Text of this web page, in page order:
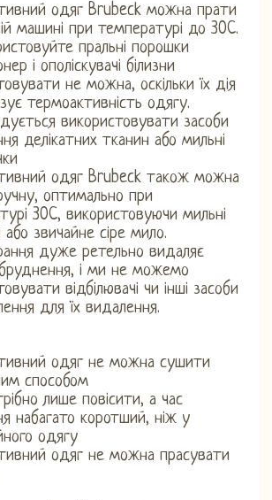
одяг Brubeck можна прати
машині при температурі до 30C.
пральні порошки
і ополіскувачі білизни
не можна, оскільки їх дія
термоактивність одягу.
використовувати засоби
делікатних тканин або мильні
одяг Brubeck також можна
оптимально при
30C, використовуючи мильні
звичайне сіре мило.
дуже ретельно видаляє
і ми не можемо
відбілювачі чи інші засоби
для їх видалення.
одяг не можна сушити
способом
лише повісити, а час
набагато коротший, ніж у
одягу
одяг не можна прасувати